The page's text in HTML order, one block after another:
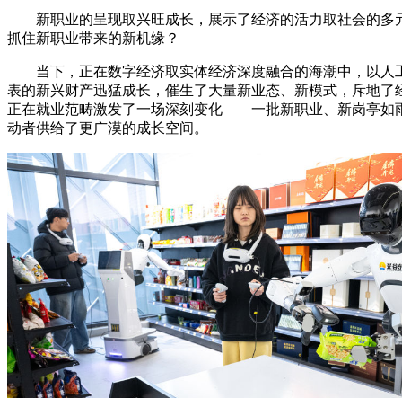
新职业的呈现取兴旺成长，展示了经济的活力取社会的多
抓住新职业带来的新机缘？
当下，正在数字经济取实体经济深度融合的海潮中，以人
表的新兴财产迅猛成长，催生了大量新业态、新模式，斥地了
正在就业范畴激发了一场深刻变化——一批新职业、新岗亭如
动者供给了更广漠的成长空间。